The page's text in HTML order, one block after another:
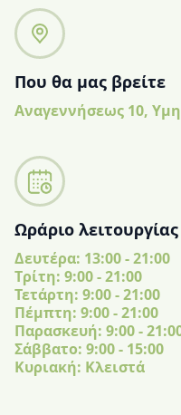
Που θα μας βρείτε
Αναγεννήσεως 10,
Ωράριο
Δευτέρα: 13:00 - 21:00
Tρίτη: 9:00 - 21:00
Τετάρτη: 9:00 - 21:00
Πέμπτη: 9:00 - 21:00
Παρασκευή: 9:00 -
Σάββατο: 9:00 - 15:00
Κυριακή: Κλειστά